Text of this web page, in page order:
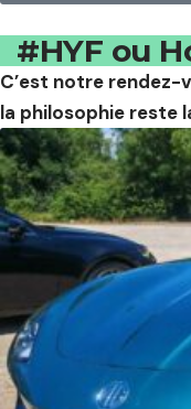
#HYF ou
C’est notre rendez-
la philosophie reste